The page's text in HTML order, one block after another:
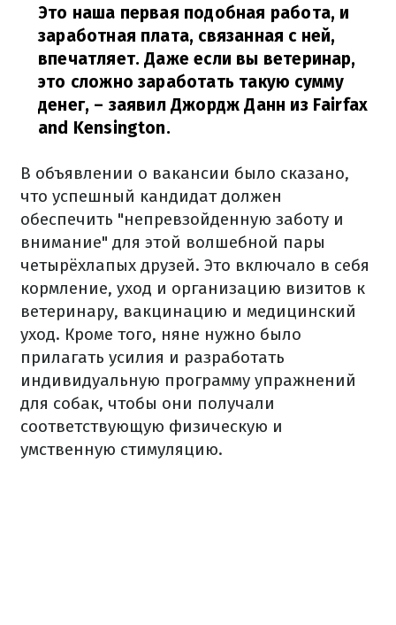
Это наша первая подобная работа, и
заработная плата, связанная с ней,
впечатляет. Даже если вы ветеринар,
это сложно заработать такую сумму
денег, – заявил Джордж Данн из Fairfax
and Kensington.
В объявлении о вакансии было сказано,
что успешный кандидат должен
обеспечить "непревзойденную заботу и
внимание" для этой волшебной пары
четырёхлапых друзей. Это включало в себя
кормление, уход и организацию визитов к
ветеринару, вакцинацию и медицинский
уход. Кроме того, няне нужно было
прилагать усилия и разработать
индивидуальную программу упражнений
для собак, чтобы они получали
соответствующую физическую и
умственную стимуляцию.